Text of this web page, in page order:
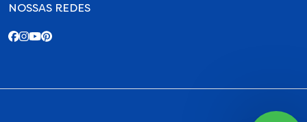
NOSSAS REDES